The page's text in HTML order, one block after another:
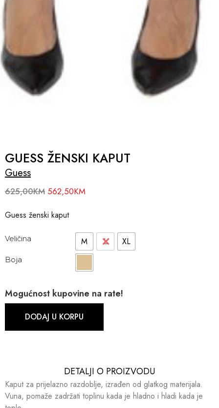
GUESS ŽENSKI KAPUT
Guess
625,00KM 562,50KM
Guess ženski kaput
Veličina M L XL
Boja
Mogućnost kupovine na rate!
DODAJ U KORPU
DETALJI O PROIZVODU​​
Kaput za prijelazno razdoblje, izrađen od glatkog materijala.
Vuna, pomaže zadržati toplinu kada je hladno i hladi kada je